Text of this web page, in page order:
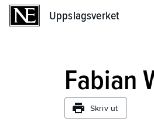
Uppslagsverket
Fabian
Skriv ut